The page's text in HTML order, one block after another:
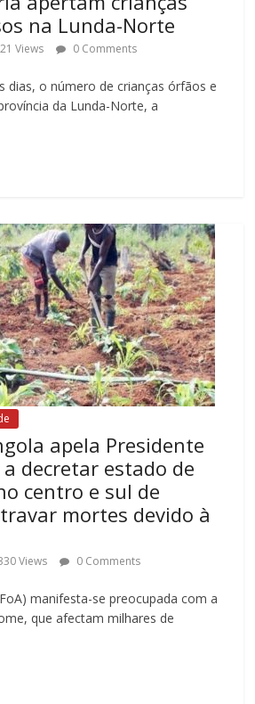
na Lunda-Norte
Views 0 Comments
dias, o número de crianças órfãos e
da Lunda-Norte, a
apela Presidente
decretar estado de
centro e sul de
mortes devido à
Views 0 Comments
manifesta-se preocupada com a
que afectam milhares de